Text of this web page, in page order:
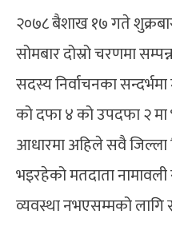
२०७८ बैशाख १७ गते
सोमबार दोस्रो चरणमा
सदस्य निर्वाचनका
को दफा ४ को उपदफा २
आधारमा अहिले सवै जिल्ला
भइरहेको मतदाता
व्यवस्था नभएसम्मको